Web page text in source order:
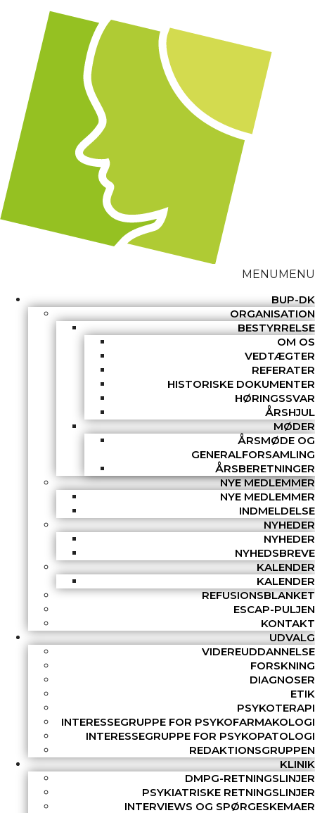
MENUMENU
BUP-DK
ORGANISATION
BESTYRRELSE
OM OS
VEDTÆGTER
REFERATER
HISTORISKE DOKUMENTER
HØRINGSSVAR
ÅRSHJUL
MØDER
ÅRSMØDE OG
GENERALFORSAMLING
ÅRSBERETNINGER
NYE MEDLEMMER
NYE MEDLEMMER
INDMELDELSE
NYHEDER
NYHEDER
NYHEDSBREVE
KALENDER
KALENDER
REFUSIONSBLANKET
ESCAP-PULJEN
KONTAKT
UDVALG
VIDEREUDDANNELSE
FORSKNING
DIAGNOSER
ETIK
PSYKOTERAPI
INTERESSEGRUPPE FOR PSYKOFARMAKOLOGI
INTERESSEGRUPPE FOR PSYKOPATOLOGI
REDAKTIONSGRUPPEN
KLINIK
DMPG-RETNINGSLINJER
PSYKIATRISKE RETNINGSLINJER
INTERVIEWS OG SPØRGESKEMAER